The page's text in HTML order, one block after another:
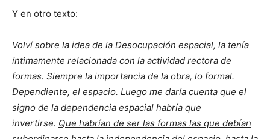
Y en otro texto:
Volví sobre la idea de la Desocupación espacial, la tenía
íntimamente relacionada con la actividad rectora de
formas. Siempre la importancia de la obra, lo formal.
Dependiente, el espacio. Luego me daría cuenta que el
signo de la dependencia espacial habría que
invertirse. Que habrían de ser las formas las que debían